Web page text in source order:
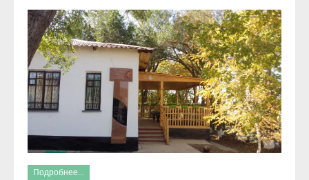
Подробнее...